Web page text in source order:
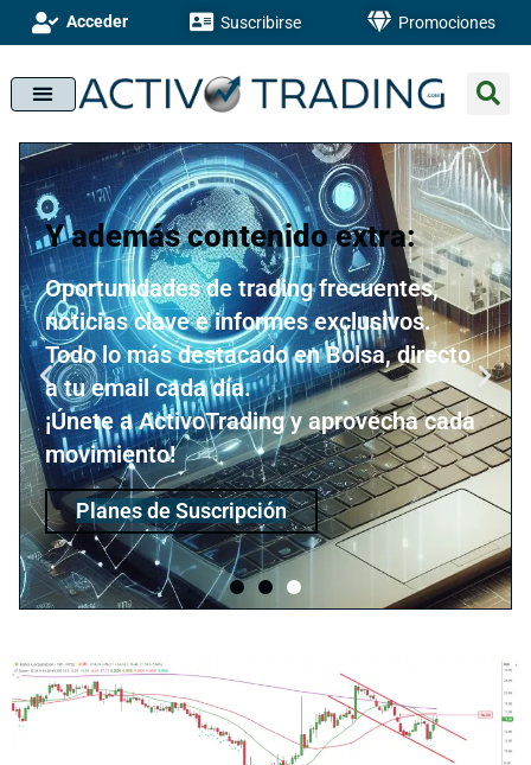
Acceder Suscribirse Promociones
Y además contenido extra:
Oportunidades de trading frecuentes,
noticias clave e informes exclusivos.
Todo lo más destacado en Bolsa, directo
a tu email cada día.
¡Únete a ActivoTrading y aprovecha cada
movimiento!
Planes de Suscripción